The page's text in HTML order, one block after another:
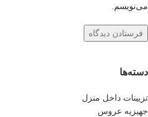
می‌نویسم.
دسته‌ها
تزیینات داخل منزل
جهیزیه عروس